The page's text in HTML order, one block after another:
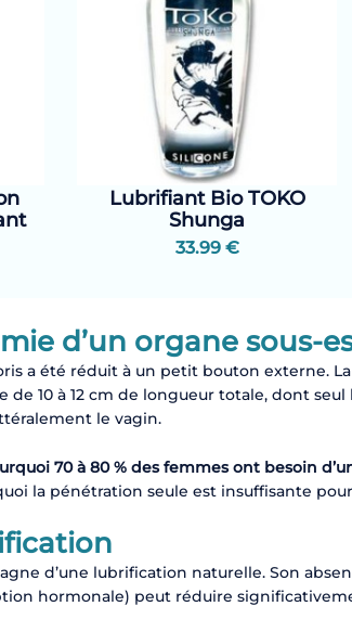
Lubrifiant Bio TOKO
Shunga
33.99 €
d’un organe sous-
a été réduit à un petit bouton externe.
10 à 12 cm de longueur totale, dont
le vagin.
70 à 80 % des femmes ont besoin
la pénétration seule est insuffisante
d’une lubrification naturelle. Son
hormonale) peut réduire